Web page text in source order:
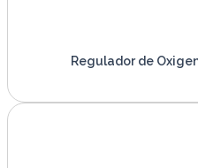
Regulador de